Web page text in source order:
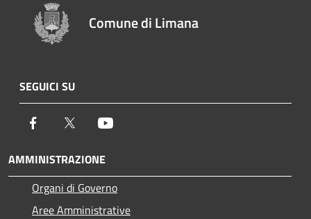
Comune di Limana
SEGUICI SU
Facebook Twitter
AMMINISTRAZIONE
Organi di Governo
Aree Amministrative